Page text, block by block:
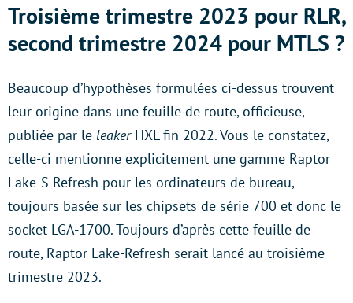
Troisième trimestre 2023 pour RLR,
second trimestre 2024 pour MTLS ?
Beaucoup d’hypothèses formulées ci-dessus trouvent
leur origine dans une feuille de route, officieuse,
publiée par le leakerHXL fin 2022. Vous le constatez,
celle-ci mentionne explicitement une gamme Raptor
Lake-S Refresh pour les ordinateurs de bureau,
toujours basée sur les chipsets de série 700 et donc le
socket LGA-1700. Toujours d’après cette feuille de
route, Raptor Lake-Refresh serait lancé au troisième
trimestre 2023.